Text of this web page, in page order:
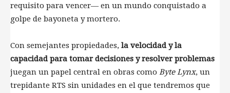
requisito para vencer— en un mundo conquistado a
golpe de bayoneta y mortero.
Con semejantes propiedades, la velocidad y la
capacidad para tomar decisiones y resolver problemas
juegan un papel central en obras como Byte Lynx, un
trepidante RTS sin unidades en el que tendremos que